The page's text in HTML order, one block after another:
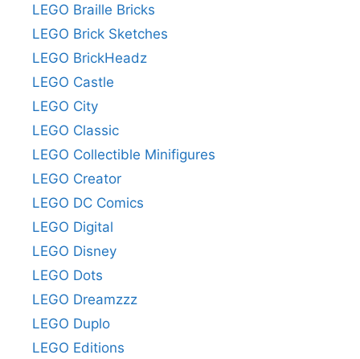
LEGO Braille Bricks
LEGO Brick Sketches
LEGO BrickHeadz
LEGO Castle
LEGO City
LEGO Classic
LEGO Collectible Minifigures
LEGO Creator
LEGO DC Comics
LEGO Digital
LEGO Disney
LEGO Dots
LEGO Dreamzzz
LEGO Duplo
LEGO Editions